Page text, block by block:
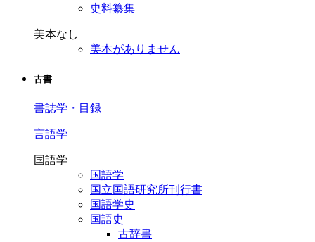
史料纂集
美本なし
美本がありません
古書
書誌学・目録
言語学
国語学
国語学
国立国語研究所刊行書
国語学史
国語史
古辞書